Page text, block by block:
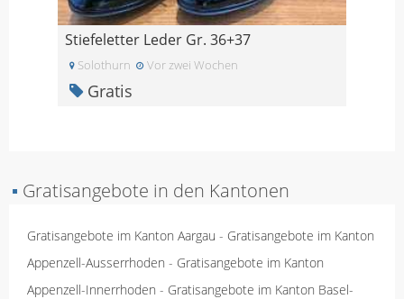
Stiefeletter Leder Gr. 36+37
Solothurn Vor zwei Wochen
Gratis
▪ Gratisangebote in den Kantonen
Gratisangebote im Kanton Aargau - Gratisangebote im Kanton
Appenzell-Ausserrhoden - Gratisangebote im Kanton
Appenzell-Innerrhoden - Gratisangebote im Kanton Basel-